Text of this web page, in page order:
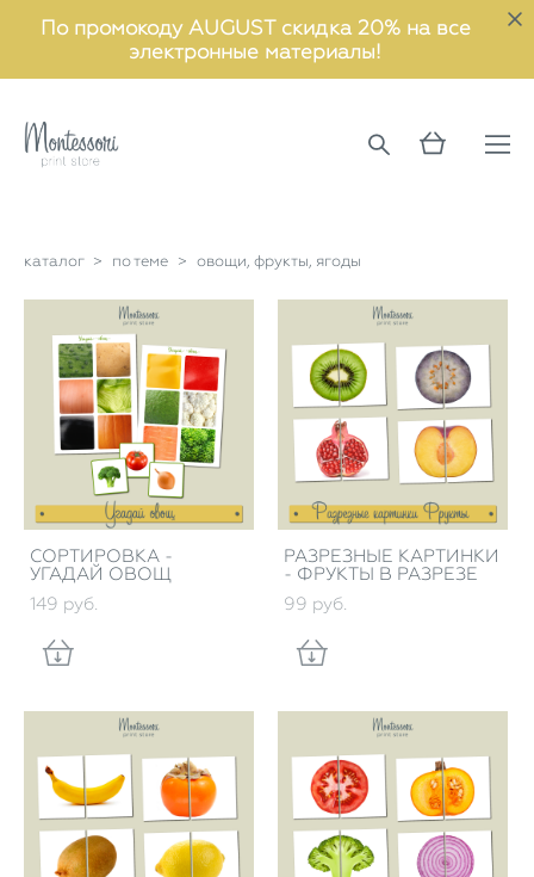
По промокоду AUGUST скидка 20% на все
электронные материалы!
каталог > по теме > овощи, фрукты, ягоды
СОРТИРОВКА -
УГАДАЙ ОВОЩ
149 pуб.
РАЗРЕЗНЫЕ КАРТИНКИ
- ФРУКТЫ В РАЗРЕЗЕ
99 pуб.